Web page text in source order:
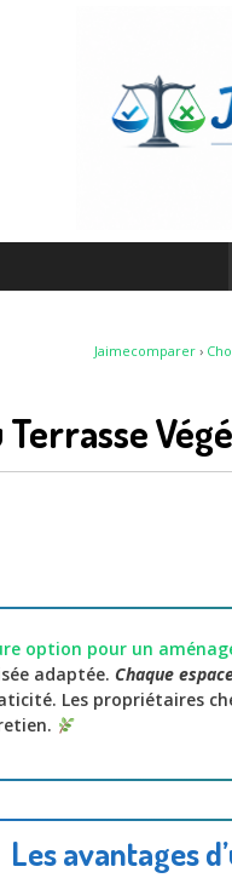
Jaimecomparer›
Terrasse
option pour un
adaptée. Chaque
Les propriétaires
Les avantages